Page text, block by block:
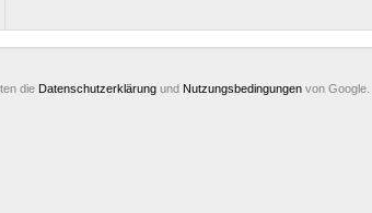
die Datenschutzerklärung und Nutzungsbedingungen von Google.